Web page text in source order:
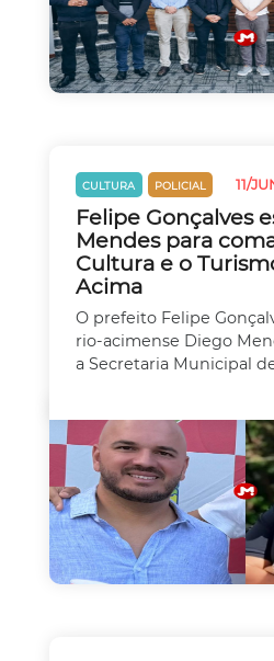
CULTURA POLICIAL 11/
Felipe Gonçalves
Mendes para
Cultura e o
Acima
O prefeito Felipe
rio-acimense Diego
a Secretaria Municipal